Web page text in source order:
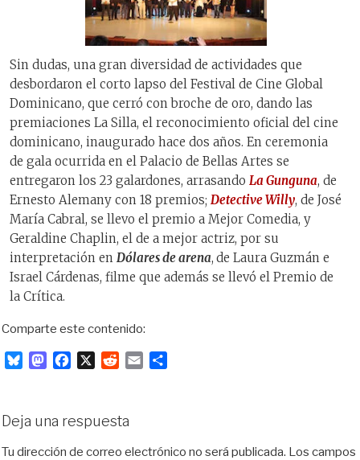
Sin dudas, una gran diversidad de actividades que
desbordaron el corto lapso del Festival de Cine Global
Dominicano, que cerró con broche de oro, dando las
premiaciones La Silla, el reconocimiento oficial del cine
dominicano, inaugurado hace dos años. En ceremonia
de gala ocurrida en el Palacio de Bellas Artes se
entregaron los 23 galardones, arrasando La Gunguna, de
Ernesto Alemany con 18 premios; Detective Willy, de José
María Cabral, se llevo el premio a Mejor Comedia, y
Geraldine Chaplin, el de a mejor actriz, por su
interpretación en Dólares de arena, de Laura Guzmán e
Israel Cárdenas, filme que además se llevó el Premio de
la Crítica.
Comparte este contenido:
s
k
M
o
d
b
o
X
d
i
t
r
Deja una respuesta
Tu dirección de correo electrónico no será publicada. Los campos